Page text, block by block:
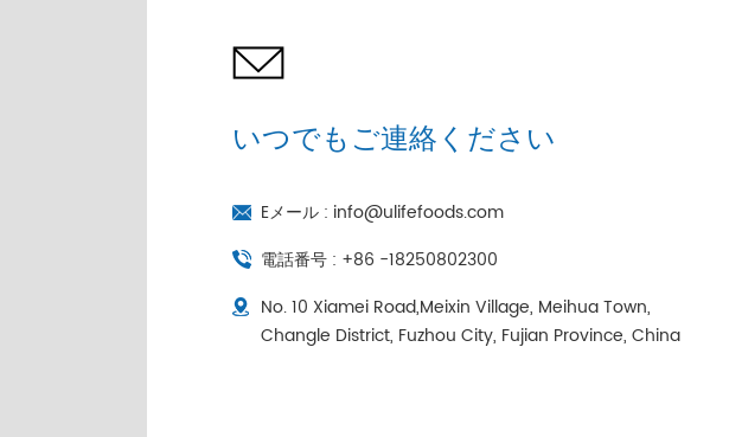
いつでもご連絡ください
Eメール : info@ulifefoods.com
電話番号 : +86 -18250802300
No. 10 Xiamei Road,Meixin Village, Meihua Town,
Changle District, Fuzhou City, Fujian Province, China